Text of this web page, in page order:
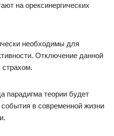
на орексинергических
необходимы для
Отключение данной
парадигма теории будет
в современной жизни